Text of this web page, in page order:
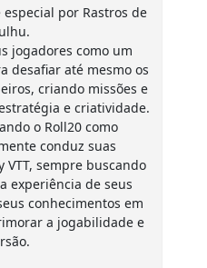
por Rastros de
jogadores como um
desafiar até mesmo os
criando missões e
e criatividade.
o Roll20 como
conduz suas
VTT, sempre buscando
experiência de seus
conhecimentos em
a jogabilidade e